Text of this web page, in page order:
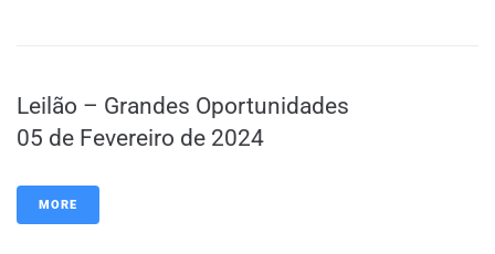
Leilão – Grandes Oportunidades
05 de Fevereiro de 2024
MORE